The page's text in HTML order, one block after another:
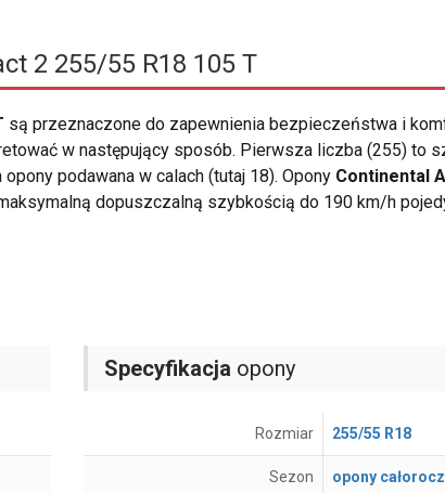
2 255/55 R18 105 T
są przeznaczone do zapewnienia bezpieczeństwa i
w następujący sposób. Pierwsza liczba (255) to
podawana w calach (tutaj 18). Opony Continental
dopuszczalną szybkością do 190 km/h
Specyfikacja opony
Rozmiar 255/55 R18
Sezon opony